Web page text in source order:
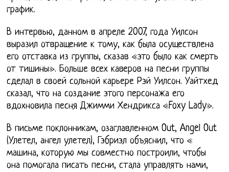
график.
В интервью, данном в апреле 2007, года Уилсон
выразил отвращение к тому, как была осуществлена
его отставка из группы, сказав «это было как смерть
от тишины». Больше всех каверов на песни группы
сделал в своей сольной карьере Рэй Уилсон. Уайтхед
сказал, что на создание этого персонажа его
вдохновила песня Джимми Хендрикса «Foxy Lady».
В письме поклонникам, озаглавленном Out, Angel Out
(Улетел, ангел улетел), Гэбриэл объяснил, что «
машина, которую мы совместно построили, чтобы
она помогала писать песни, стала управлять нами,